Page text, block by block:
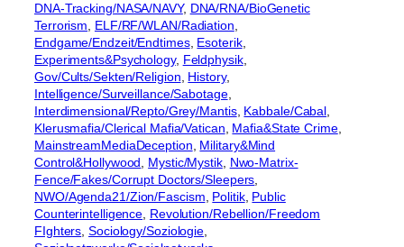
DNA-Tracking/NASA/NAVY, DNA/RNA/BioGenetic
Terrorism
ELF/RF/WLAN/Radiation
Endgame/Endzeit/Endtimes, Esoterik
Experiments&Psychology, Feldphysik
Gov/Cults/Sekten/Religion History
Intelligence/Surveillance/Sabotage
Interdimensional/Repto/Grey/Mantis, Kabbale/Cabal
Klerusmafia/Clerical Mafia/Vatican Mafia&State Crime
MainstreamMediaDeception Military&Mind
Control&Hollywood
Mystic/Mystik, Nwo-Matrix-
Fence/Fakes/Corrupt Doctors/Sleepers
NWO/Agenda21/Zion/Fascism Politik, Public
Counterintelligence Revolution/Rebellion/Freedom
FIghters , Sociology/Soziologie